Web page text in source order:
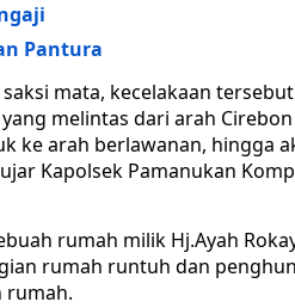
Pantura
mata, kecelakaan
melintas dari arah
ke arah berlawanan, hingga
Kapolsek Pamanukan
rumah milik Hj.Ayah
rumah runtuh dan
rumah.